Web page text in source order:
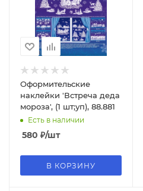
Оформительские
наклейки 'Встреча деда
мороза', (1 шт;уп), 88.881
Есть в наличии
580 ₽/шт
В КОРЗИНУ